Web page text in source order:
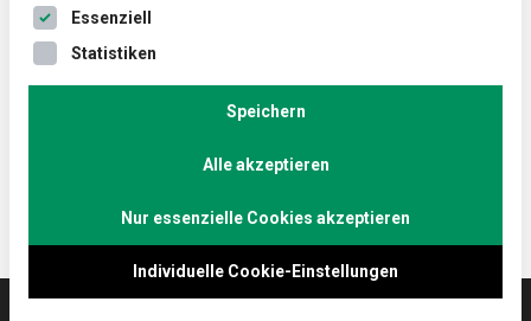
Aus holländischen Gewächshäusern kommt so viel
mehr als nur Gurken und Tomaten.
Küste gefahren, um sich Vanille-Orchideen im
Es folgt eine Liste der Service-Gruppen, für die eine
Essenziell
Statistiken
Speichern
Alle akzeptieren
Nur essenzielle Cookies akzeptieren
Individuelle Cookie-Einstellungen